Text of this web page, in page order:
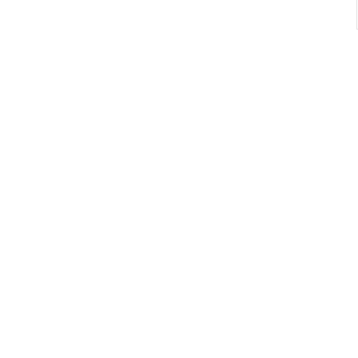
服务体验的连接性。此次活动